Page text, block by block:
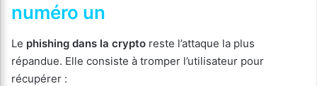
numéro un
Le phishing dans la crypto reste l’attaque la plus
répandue. Elle consiste à tromper l’utilisateur pour
récupérer :